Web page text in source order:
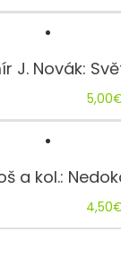
J. Novák:
5,00
a kol.:
4,50